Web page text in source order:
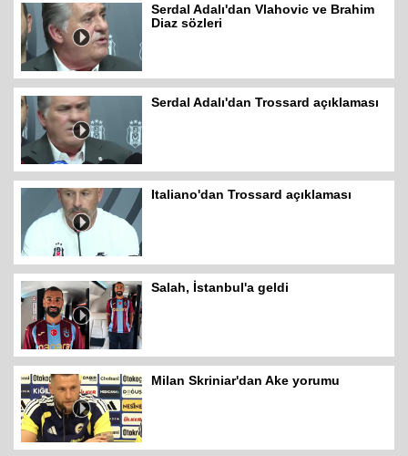
Serdal Adalı'dan Vlahovic ve Brahim
Diaz sözleri
Serdal Adalı'dan Trossard açıklaması
Italiano'dan Trossard açıklaması
Salah, İstanbul'a geldi
Milan Skriniar'dan Ake yorumu